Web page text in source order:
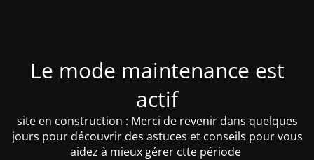
Le mode maintenance est
actif
site en construction : Merci de revenir dans quelques
jours pour découvrir des astuces et conseils pour vous
aidez à mieux gérer ctte période